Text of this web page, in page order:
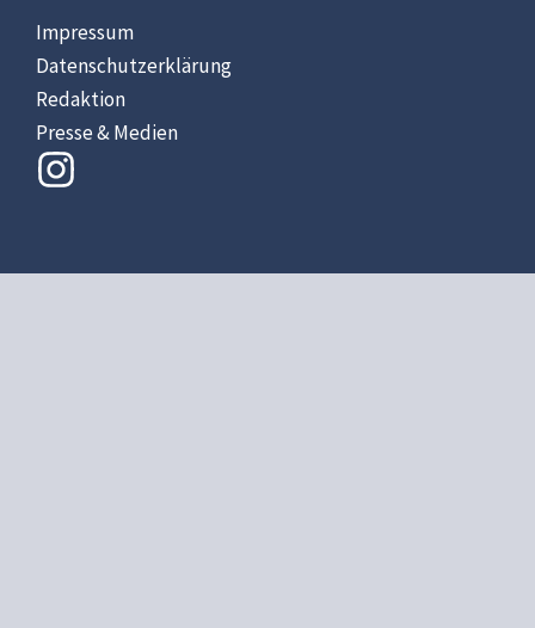
Impressum
Datenschutzerklärung
Redaktion
Presse & Medien